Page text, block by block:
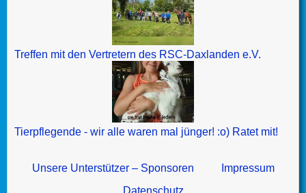
Treffen mit den Vertretern des RSC-Daxlanden e.V.
Tierpflegende - wir alle waren mal jünger! :o) Ratet mit!
Unsere Unterstützer – Sponsoren
Impressum